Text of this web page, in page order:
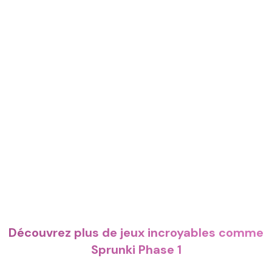
Découvrez plus de jeux incroyables comme
Sprunki Phase 1